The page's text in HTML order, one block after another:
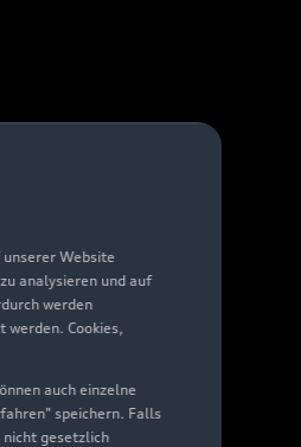
Website
analysieren und auf
werden
werden. Cookies,
auch einzelne
speichern. Falls
nicht gesetzlich